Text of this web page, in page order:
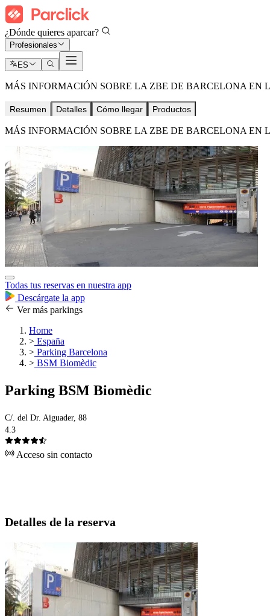
¿Dónde quieres aparcar?
Profesionales
ES
MÁS INFORMACIÓN SOBRE LA ZBE DE BARCELONA EN
Resumen Detalles Cómo llegar Productos
MÁS INFORMACIÓN SOBRE LA ZBE DE BARCELONA EN
Todas tus reservas en nuestra app
Descárgate la app
Ver más parkings
Home
> España
> Parking Barcelona
> BSM Biomèdic
Parking BSM Biomèdic
C/. del Dr. Aiguader, 88
4.3
Acceso sin contacto
Detalles de la reserva